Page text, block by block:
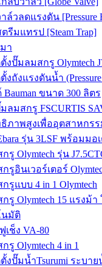
ล์วลดแรงดัน [Pressure
ตรีมแทรป [Steam Trap]
า
งปั๊มลมสกรู Olymtech
งถังแรงดันน้ำ (Pressure
ขนาด 300 ลิตร
ลมสกรู FSCURTIS
ภาพสูงเพื่ออุตสาหกร
รุ่น 3LSF พร้อมมอ
รู Olymtech รุ่น
รูอินเวอร์เตอร์
รูแบบ 4 in 1 Olymtech
รู Olymtech 15 แรงม้
นมัติ
ช็ง VA-80
รู Olymtech 4 in 1
งปั๊มน้ำTsurumi ระบา